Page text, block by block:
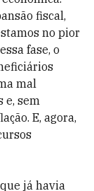
fiscal,
no pior
fase, o
mal
e, sem
E, agora,
já havia